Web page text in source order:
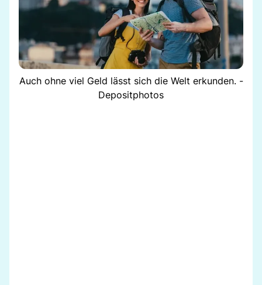
Auch ohne viel Geld lässt sich die Welt erkunden. -
Depositphotos